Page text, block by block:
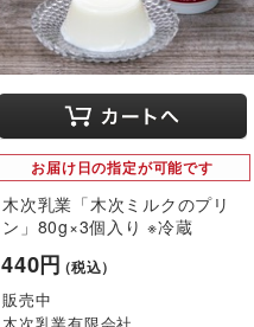
お届け日の指定が可能です
木次乳業「木次ミルクのプリ
ン」80g×3個入り ※冷蔵
440円 （税込）
販売中
木次乳業有限会社